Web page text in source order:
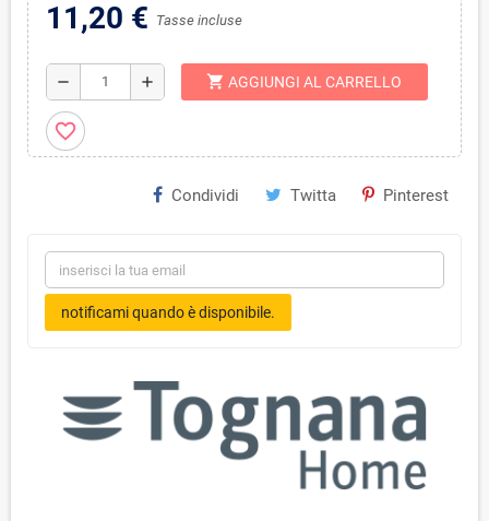
11,20 € Tasse incluse
remove add shopping_cart AGGIUNGI AL CARRELLO
favorite_border
Condividi Twitta Pinterest
notificami quando è disponibile.